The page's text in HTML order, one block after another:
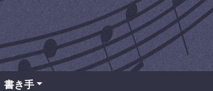
書き手